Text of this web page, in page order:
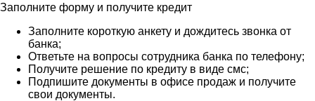
Заполните форму и получите кредит
Заполните короткую анкету и дождитесь звонка от
банка;
Ответьте на вопросы сотрудника банка по телефону;
Получите решение по кредиту в виде смс;
Подпишите документы в офисе продаж и получите
свои документы.